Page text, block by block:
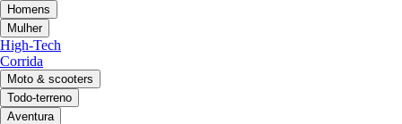
Homens
Mulher
High-Tech
Corrida
Moto & scooters
Todo-terreno
Aventura